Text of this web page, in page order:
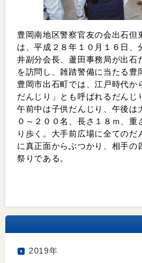
豊岡南地区警察官友の会出石但
は、平成２８年１０月１６日、
井副分会長、蘆田事務局が出石
を訪問し、雑踏警備に当たる豊
豊岡市出石町では、江戸時代か
だんじり」とも呼ばれるだんじ
午前中は子供だんじり、午後は
０～２００名、長さ１８ｍ、重
り歩く。大手前広場に全てのだ
に真正面からぶつかり、相手の
祭りである。
2019年